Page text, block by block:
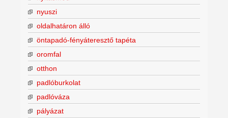
nyuszi
oldalhatáron álló
öntapadó-fényáteresztő tapéta
oromfal
otthon
padlóburkolat
padlóváza
pályázat